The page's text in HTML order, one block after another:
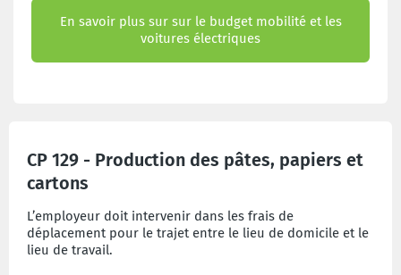
En savoir plus sur sur le budget mobilité et les
voitures électriques
CP 129 - Production des pâtes, papiers et
cartons
L’employeur doit intervenir dans les frais de
déplacement pour le trajet entre le lieu de domicile et le
lieu de travail.